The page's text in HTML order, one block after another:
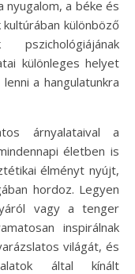
nyugalom, a béke és
különböző
különleges helyet
a hangulatunkra
árnyalataival a
életben is
élményt nyújt,
hordoz. Legyen
vagy a tenger
inspirálnak
világát, és
által kínált